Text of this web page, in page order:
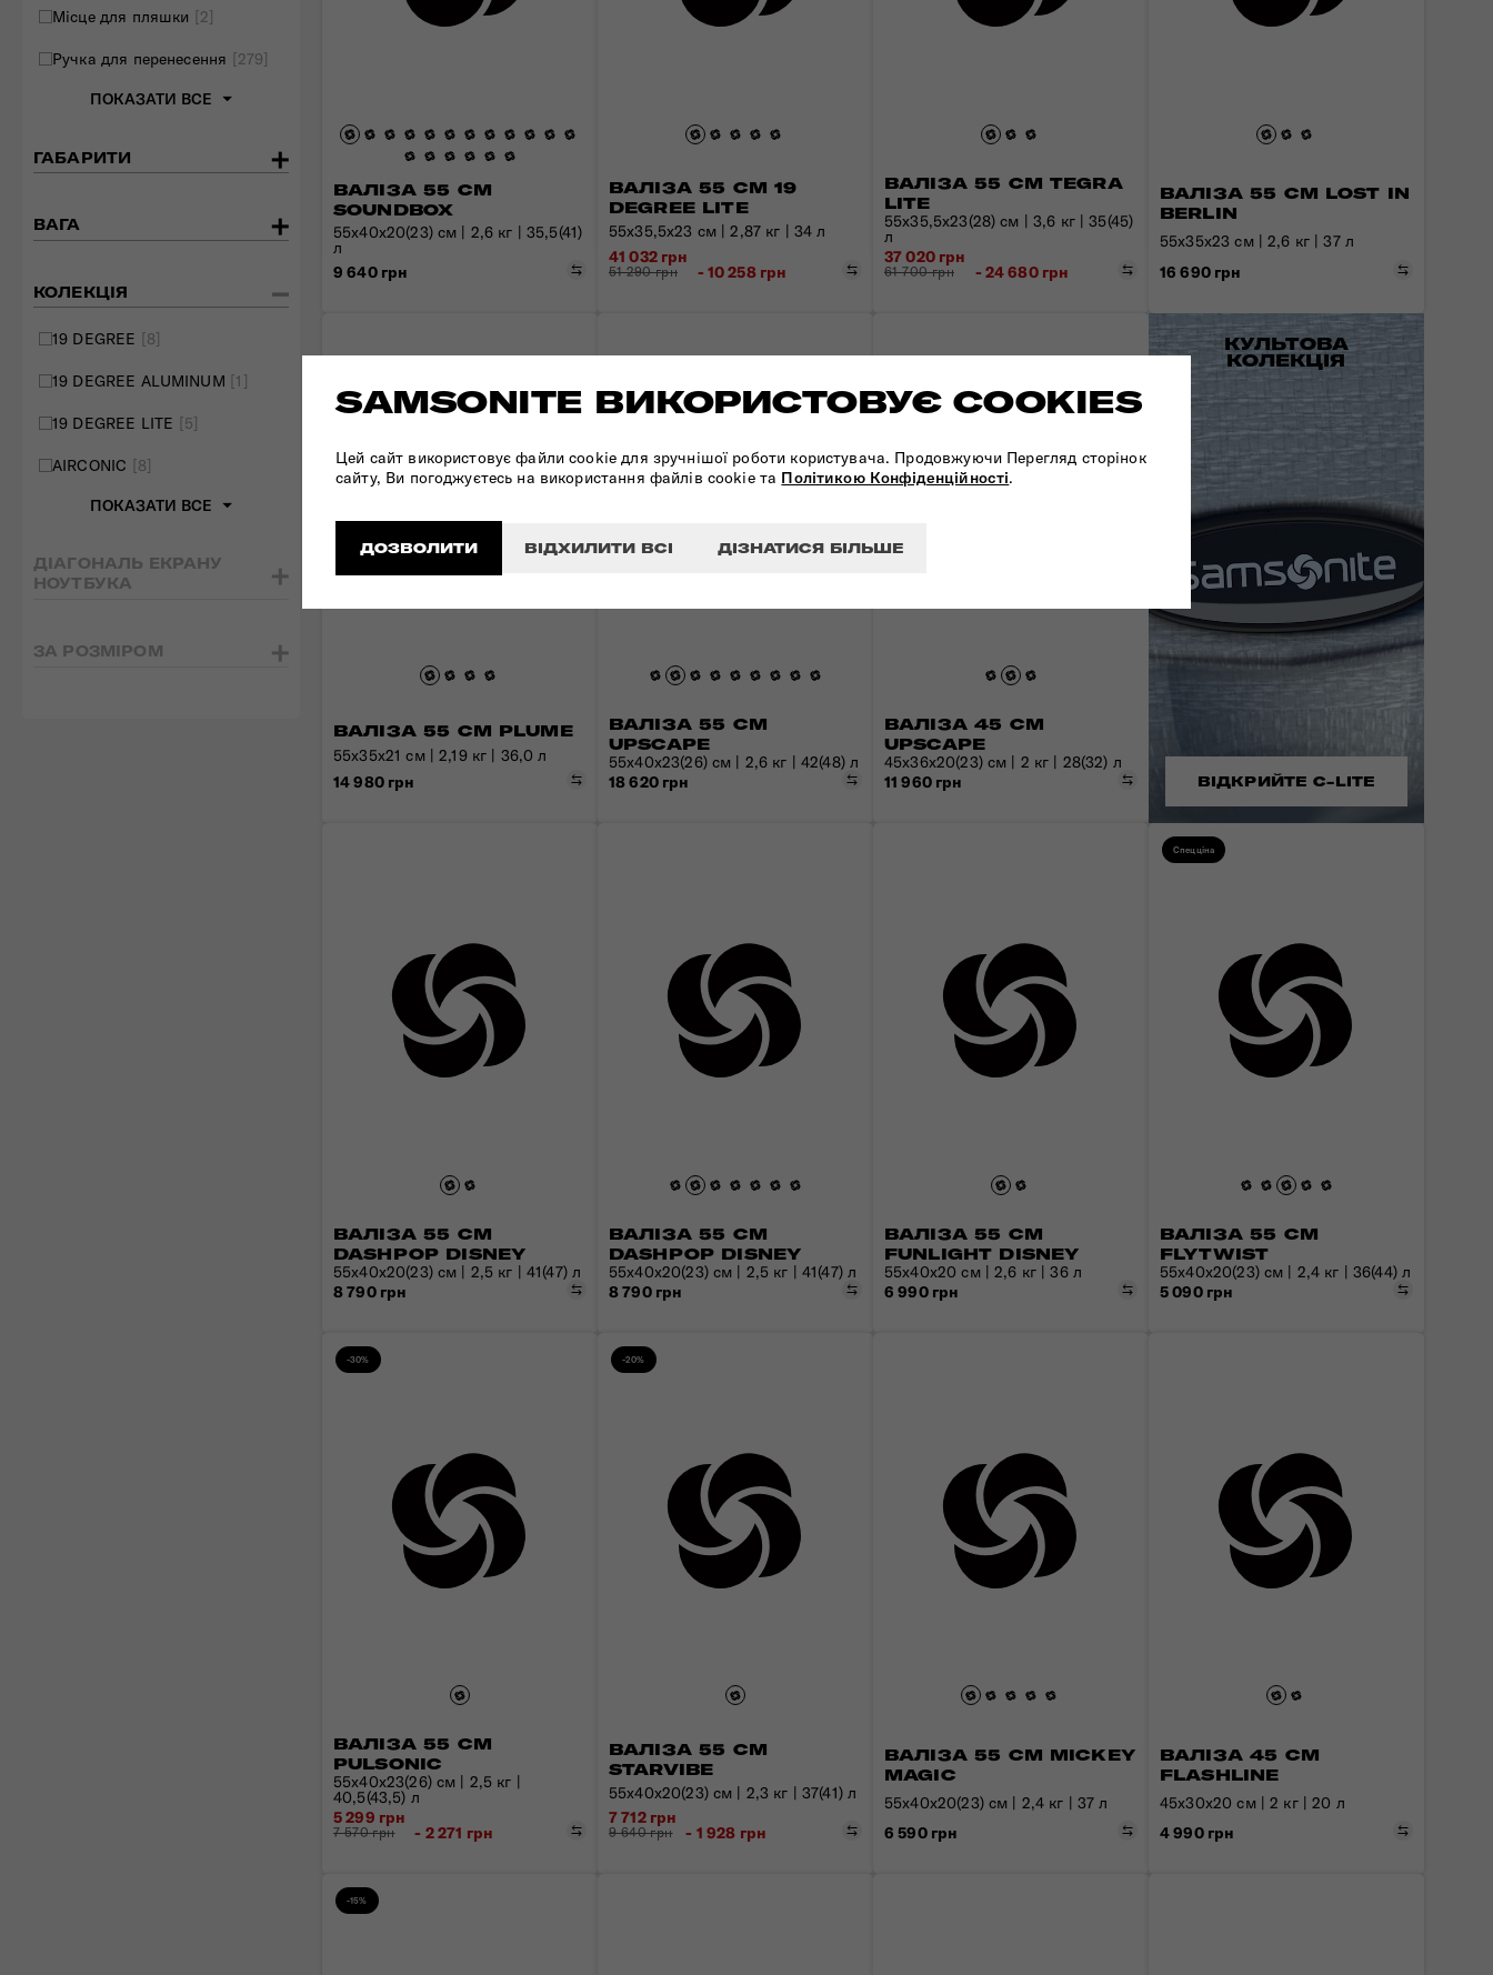
SAMSONITE ВИКОРИСТОВУЄ COOKIES
Цей сайт використовує файли cookie для зручнішої роботи користувача. Продовжуючи Перегляд сторінок
сайту, Ви погоджуєтесь на використання файлів cookie та Політикою Конфіденційності.
ДОЗВОЛИТИ ВІДХИЛИТИ ВСІ ДІЗНАТИСЯ БІЛЬШЕ
ДІАГОНАЛЬ ЕКРАНУ
НОУТБУКА
Місце для пляшки [2]
Ручка для перенесення [279]
ПОКАЗАТИ ВСЕ
ЗА РОЗМІРОМ
ГАБАРИТИ
ВАГА
КОЛЕКЦІЯ
19 DEGREE [8]
19 DEGREE ALUMINUM [1]
19 DEGREE LITE [5]
AIRCONIC [8]
ПОКАЗАТИ ВСЕ
ВАЛІЗА 55 СМ
SOUNDBOX
Порівняти
55x40x20(23) см | 2,6 кг | 35,5(41)
л
9 640 грн
ВАЛІЗА 55 СМ 19
DEGREE LITE
Порівняти
55х35,5х23 см | 2,87 кг | 34 л
41 032 грн
51 290 грн - 10 258 грн
ВАЛІЗА 55 СМ TEGRA
LITE
Порівняти
55х35,5х23(28) см | 3,6 кг | 35(45)
л
37 020 грн
61 700 грн - 24 680 грн
ВАЛІЗА 55 СМ LOST IN
BERLIN
55x35x23 см | 2,6 кг | 37 л
16 690 грн
ВАЛІЗА 55 СМ PLUME
Порівняти
55x35x21 см | 2,19 кг | 36,0 л
14 980 грн
ВАЛІЗА 55 СМ
UPSCAPE
Порівняти
55x40x23(26) см | 2,6 кг | 42(48) л
18 620 грн
ВАЛІЗА 45 СМ
UPSCAPE
Порівняти
45x36x20(23) см | 2 кг | 28(32) л
11 960 грн
ВАЛІЗА 55 СМ
DASHPOP DISNEY
Порівняти
55x40x20(23) см | 2,5 кг | 41(47) л
8 790 грн
ВАЛІЗА 55 СМ
DASHPOP DISNEY
Порівняти
55x40x20(23) см | 2,5 кг | 41(47) л
8 790 грн
ВАЛІЗА 55 СМ
FUNLIGHT DISNEY
Порівняти
55х40х20 см | 2,6 кг | 36 л
6 990 грн
Спецціна
ВАЛІЗА 55 СМ
FLYTWIST
55х40х20(23) см | 2,4 кг | 36(44) л
5 090 грн
-30%
ВАЛІЗА 55 СМ
PULSONIC
Порівняти
55x40x23(26) см | 2,5 кг |
40,5(43,5) л
5 299 грн
7 570 грн - 2 271 грн
-20%
ВАЛІЗА 55 СМ
STARVIBE
Порівняти
55x40x20(23) см | 2,3 кг | 37(41) л
7 712 грн
9 640 грн - 1 928 грн
ВАЛІЗА 55 СМ MICKEY
MAGIC
Порівняти
55x40x20(23) см | 2,4 кг | 37 л
6 590 грн
ВАЛІЗА 45 СМ
FLASHLINE
45x30x20 см | 2 кг | 20 л
4 990 грн
-15%
КУЛЬТОВА
КОЛЕКЦІЯ
ВІДКРИЙТЕ C-LITE